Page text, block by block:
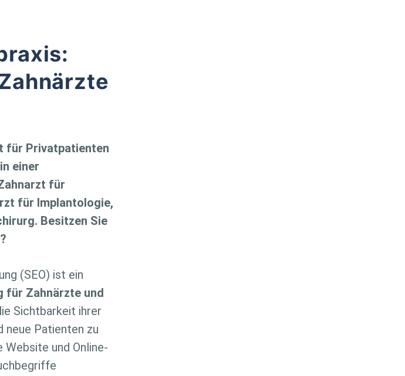
für Privatpatienten
einer
für
für Implantologie,
Besitzen Sie
(SEO) ist ein
für Zahnärzte und
Sichtbarkeit ihrer
neue Patienten zu
Website und Online-